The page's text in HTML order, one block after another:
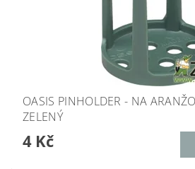
OASIS PINHOLDER - NA
ZELENÝ
4 Kč